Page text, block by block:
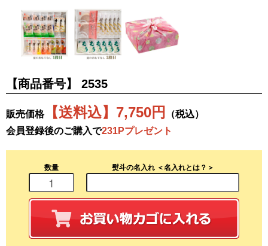
【商品番号】 2535
販売価格【送料込】7,750円
（税込）
会員登録後のご購入で231Pプレゼント
数量 熨斗の名入れ ＜名入れとは？＞